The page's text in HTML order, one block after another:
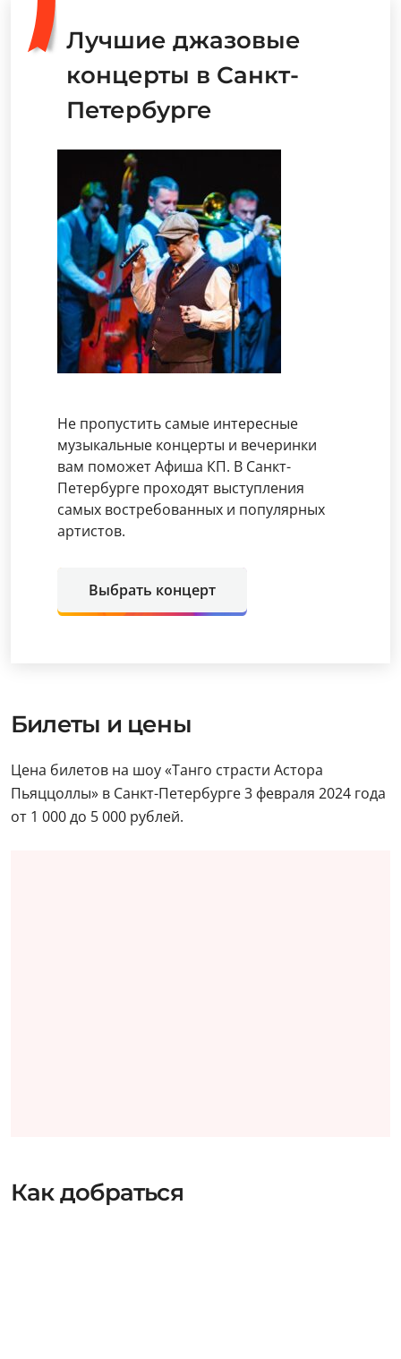
Лучшие джазовые
концерты в Санкт-
Петербурге
Не пропустить самые интересные
музыкальные концерты и вечеринки
вам поможет Афиша КП. В Санкт-
Петербурге проходят выступления
самых востребованных и популярных
артистов.
Выбрать концерт
Билеты и цены
Цена билетов на шоу «Танго страсти Астора
Пьяццоллы» в Санкт-Петербурге 3 февраля 2024 года
от 1 000 до 5 000 рублей.
Как добраться